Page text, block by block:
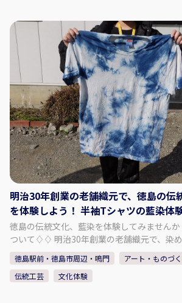
ネて、いちから形を作り出す体験です。 玉
りの３種類の制作方法があり、作りたいモ
が変わります。 ◇作れるもの お皿、ぐい飲み、湯呑、箸置き、
花入れ、茶碗、置物、手形プレート 等。
かい作品はお勧めしませんが、基本的には
ません。 ◇料金 aiTripper特別プラン（かわいい箸置きのお土
産付き） 大人：2,500円 小人（小学生以下
料金は使用する土の量が大人の半分（お子
分な量です）。 ※大人と同じ量の土をご希
でご予約ください。 ◇時間・期間 体験可能な時間：10:00 ～
15:00 所要時間：約1時間30分 ～ 2時間 ◇作れる目安 お渡しす
る土は1kgです。 基本料金で焼ける作品は
い呑みは２個まで、箸置きは５個まで作る
個以上焼きたい場合、（1kg以内での）１個
1,100円を頂戴します。 ※削りや釉薬掛けな
要な作業の関係で個数を制限させていただい
かじめご了承ください。 ★絵付け体験★ 既存の器(お皿)に鉛筆
で下書きし、その後に下書きの上を撥水液
す。 そうする事で、書いた線に釉薬が付かな
という技法の絵付け体験になります。 ◇料金 小皿：800円 ◇人
数・年齢制限 老若男女問わずお楽しみいただ
のお子様が体験される場合は、必ず保護者
明治30年創業の老舗織元で、徳島の伝
を体験しよう！ 半袖Tシャツの藍染体
徳島の伝統文化、藍染を体験してみませんか？ ♢♢長尾織布
ついて♢♢ 明治30年創業の老舗織元で、染
まで全工程を一貫作業で手掛けております。
「阿波しじら織」という生地の製造に加え、
っております。 中でも天然の阿波藍染め染
は「阿波正藍しじら織」と称され、伝統的
徳島駅前・徳島市周辺・鳴門
アート・ものづ
伝統工芸
文化体験